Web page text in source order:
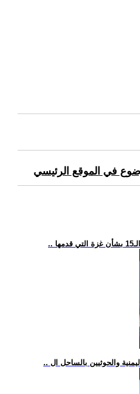
في الموقع الرئيسي
والحوثيين بالساحل ال